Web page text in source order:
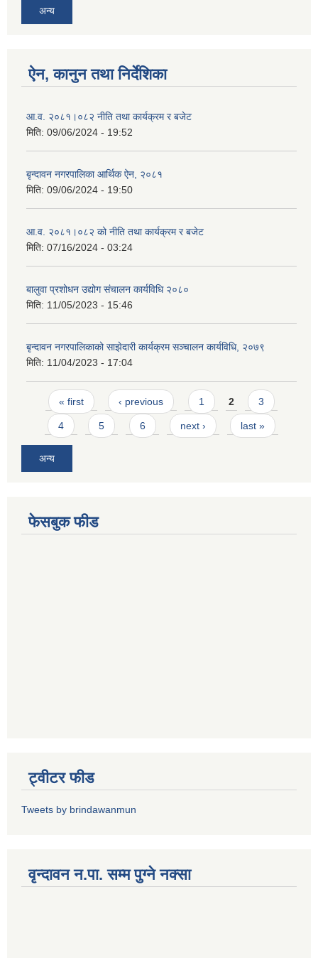
अन्य
ऐन, कानुन तथा निर्देशिका
आ.व. २०८१।०८२ नीति तथा कार्यक्रम र बजेट
मिति: 09/06/2024 - 19:52
बृन्दावन नगरपालिका आर्थिक ऐन, २०८१
मिति: 09/06/2024 - 19:50
आ.व. २०८१।०८२ को नीति तथा कार्यक्रम र बजेट
मिति: 07/16/2024 - 03:24
बालुवा प्रशोधन उद्योग संचालन कार्यविधि २०८०
मिति: 11/05/2023 - 15:46
बृन्दावन नगरपालिकाको साझेदारी कार्यक्रम सञ्चालन कार्यविधि, २०७९
मिति: 11/04/2023 - 17:04
Pages
« first ‹ previous 1 2 3
4 5 6 next › last »
अन्य
फेसबुक फीड
ट्वीटर फीड
Tweets by brindawanmun
वृन्दावन न.पा. सम्म पुग्ने नक्सा